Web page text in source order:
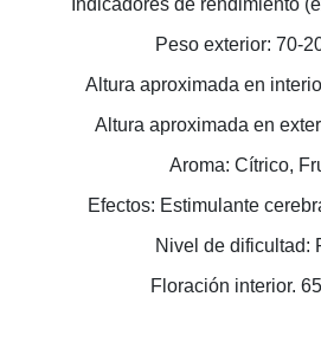
Indicadores de rendimiento
Peso exterior: 70-
Altura aproximada en
Altura aproximada en
Aroma: Cítrico,
Efectos: Estimulante
Nivel de dificultad:
Floración interior.